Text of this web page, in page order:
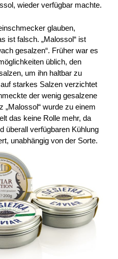
wieder verfügbar machte.
glauben,
ist falsch. „Malossol“ ist
gesalzen“. Früher war es
üblich, den
um ihn haltbar zu
starkes Salzen verzichtet
der wenig gesalzene
„Malossol“ wurde zu einem
das keine Rolle mehr, da
überall verfügbaren Kühlung
unabhängig von der Sorte.